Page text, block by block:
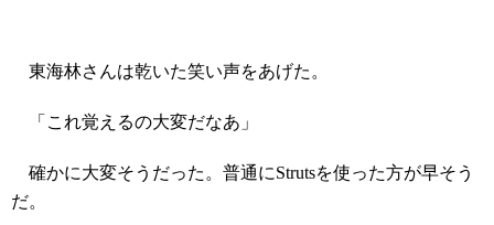
東海林さんは乾いた笑い声をあげた。
「これ覚えるの大変だなあ」
確かに大変そうだった。普通にStrutsを使った方が早そう
だ。